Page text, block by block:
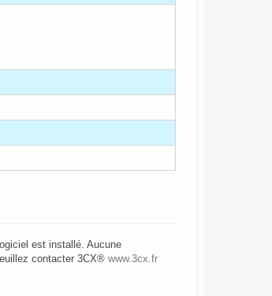
est installé. Aucune
contacter 3CX® www.3cx.fr